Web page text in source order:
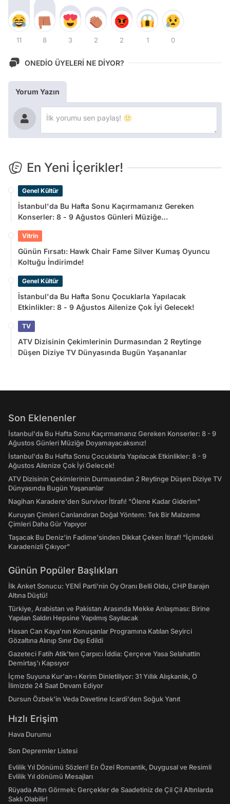
11 8 3 2 2 1 0
ONEDİO ÜYELERİ NE DİYOR?
Yorum Yazın
En Yeni İçerikler!
Genel Kültür
İstanbul'da Bu Hafta Sonu Kaçırmamanız Gereken
Konserler: 8 - 9 Ağustos Günleri Müziğe
Vitrin
Günün Fırsatı: Hawk Chair Fame Silver Kumaş Oyuncu
Koltuğu İndirimde!
Genel Kültür
İstanbul'da Bu Hafta Sonu Çocuklarla Yapılacak
Etkinlikler: 8 - 9 Ağustos Ailenize Çok İyi Gelecek!
TV
ATV Dizisinin Çekimlerinin Durmasından 2 Reytinge
Düşen Diziye TV Dünyasında Bugün Yaşananlar
Son Eklenenler
İstanbul'da Bu Hafta Sonu Kaçırmamanız Gereken Konserler: 8 - 9
Ağustos Günleri Müziğe Doyamayacaksınız!
İstanbul'da Bu Hafta Sonu Çocuklarla Yapılacak Etkinlikler: 8 - 9
Ağustos Ailenize Çok İyi Gelecek!
ATV Dizisinin Çekimlerinin Durmasından 2 Reytinge Düşen Diziye TV
Dünyasında Bugün Yaşananlar
Nagihan Karadere'den Survivor İtirafı! "Ölene Kadar Giderim"
Kuruyan Çimleri Canlandıran Doğal Yöntem: Tek Bir Malzeme
Çimleri Daha Gür Yapıyor
Taşacak Bu Deniz'in Fadime'sinden Dikkat Çeken İtiraf! "İçimdeki
Karadenizli Çıkıyor"
Günün Popüler Başlıkları
İlk Anket Sonucu: YENİ Parti'nin Oy Oranı Belli Oldu, CHP Barajın
Altına Düştü!
Türkiye, Arabistan ve Pakistan Arasında Mekke Anlaşması: Birine
Yapılan Saldırı Hepsine Yapılmış Sayılacak
Hasan Can Kaya’nın Konuşanlar Programına Katılan Seyirci
Gözaltına Alınıp Sınır Dışı Edildi
Gazeteci Fatih Atik'ten Çarpıcı İddia: Çerçeve Yasa Selahattin
Demirtaş'ı Kapsıyor
İçme Suyuna Kur'an-ı Kerim Dinletiliyor: 31 Yıllık Alışkanlık, O
İlimizde 24 Saat Devam Ediyor
Dursun Özbek'in Veda Davetine Icardi'den Soğuk Yanıt
Hızlı Erişim
Hava Durumu
Son Depremler Listesi
Evlilik Yıl Dönümü Sözleri! En Özel Romantik, Duygusal ve Resimli
Evlilik Yıl dönümü Mesajları
Rüyada Altın Görmek: Gerçekler de Saadetiniz de Çil Çil Altınlarda
Saklı Olabilir!